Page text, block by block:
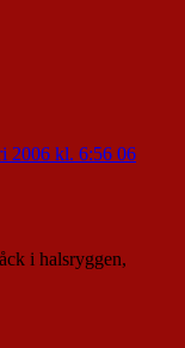
2006 kl. 6:56 06
i halsryggen,